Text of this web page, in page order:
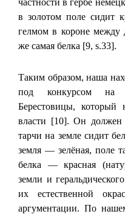
в золотом поле сидит
гелмом в короне между
же самая белка [9, s.33].
Таким образом, наша
под конкурсом на
Берестовицы,
власти [10]. Он должен
тарчи на земле сидит
земля — зелёная, поле
белка — красная
земли и
их естественной
аргументации. По